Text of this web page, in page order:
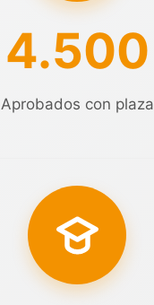
4.500
Aprobados con plaza